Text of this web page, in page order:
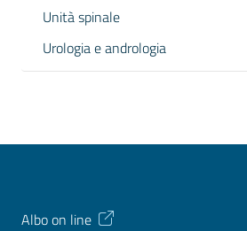
Unità spinale
Urologia e andrologia
Albo on line